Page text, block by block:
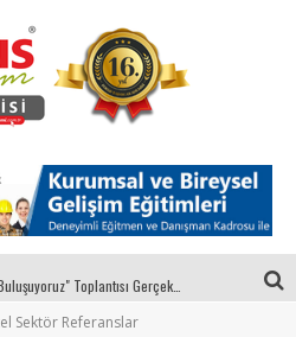
1'inci
Sektör Referanslar